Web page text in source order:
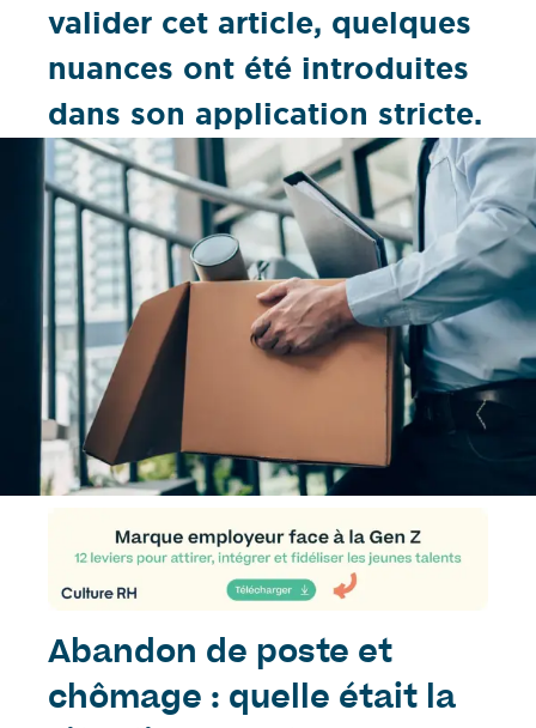
valider cet article, quelques
nuances ont été introduites
dans son application stricte.
Abandon de poste et
chômage : quelle était la